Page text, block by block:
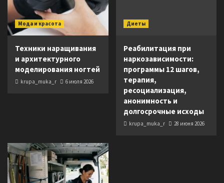
Мода и красота
Техники наращивания
и архитектурного
моделирования ногтей
krupa_muka_r 6 июля 2026
Диеты
Реабилитация при
наркозависимости:
программы 12 шагов,
терапия,
ресоциализация,
анонимность и
долгосрочные исходы
krupa_muka_r 28 июня 2026